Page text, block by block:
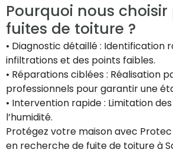
Pourquoi nous choisir
fuites de toiture ?
• Diagnostic détaillé : Identification
infiltrations et des points faibles.
• Réparations ciblées : Réalisation
professionnels pour garantir une
• Intervention rapide : Limitation
l’humidité.
Protégez votre maison avec
en recherche de fuite de toiture à